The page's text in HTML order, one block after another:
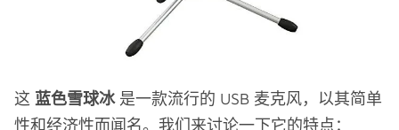
这 蓝色雪球冰是一款流行的 USB 麦克风，以其简单
性和经济性而闻名。我们来讨论一下它的特点：